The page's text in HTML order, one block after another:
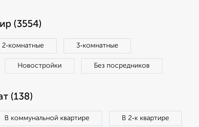
(3554)
2‑комнатные 3‑комнатные
Новостройки Без посредников
(138)
В коммунальной квартире В 2‑к квартире